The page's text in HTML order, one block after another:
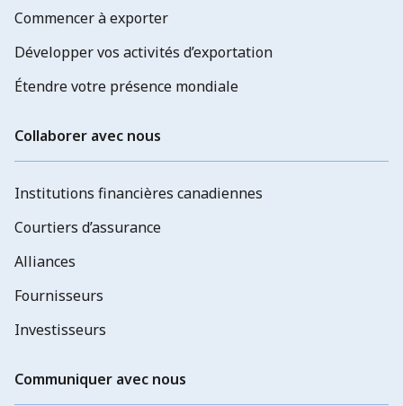
Commencer à exporter
Développer vos activités d’exportation
Étendre votre présence mondiale
Collaborer avec nous
Institutions financières canadiennes
Courtiers d’assurance
Alliances
Fournisseurs
Investisseurs
Communiquer avec nous